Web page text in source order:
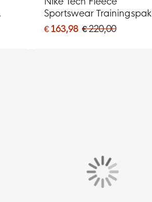
Sportswear Trainingspak
Donkerblauw Zwart
€ 163,98 € 220,00